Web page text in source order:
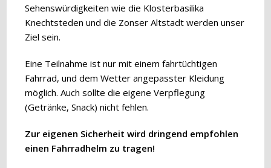
Sehenswürdigkeiten wie die Klosterbasilika
Knechtsteden und die Zonser Altstadt werden unser
Ziel sein.
Eine Teilnahme ist nur mit einem fahrtüchtigen
Fahrrad, und dem Wetter angepasster Kleidung
möglich. Auch sollte die eigene Verpflegung
(Getränke, Snack) nicht fehlen.
Zur eigenen Sicherheit wird dringend empfohlen
einen Fahrradhelm zu tragen!